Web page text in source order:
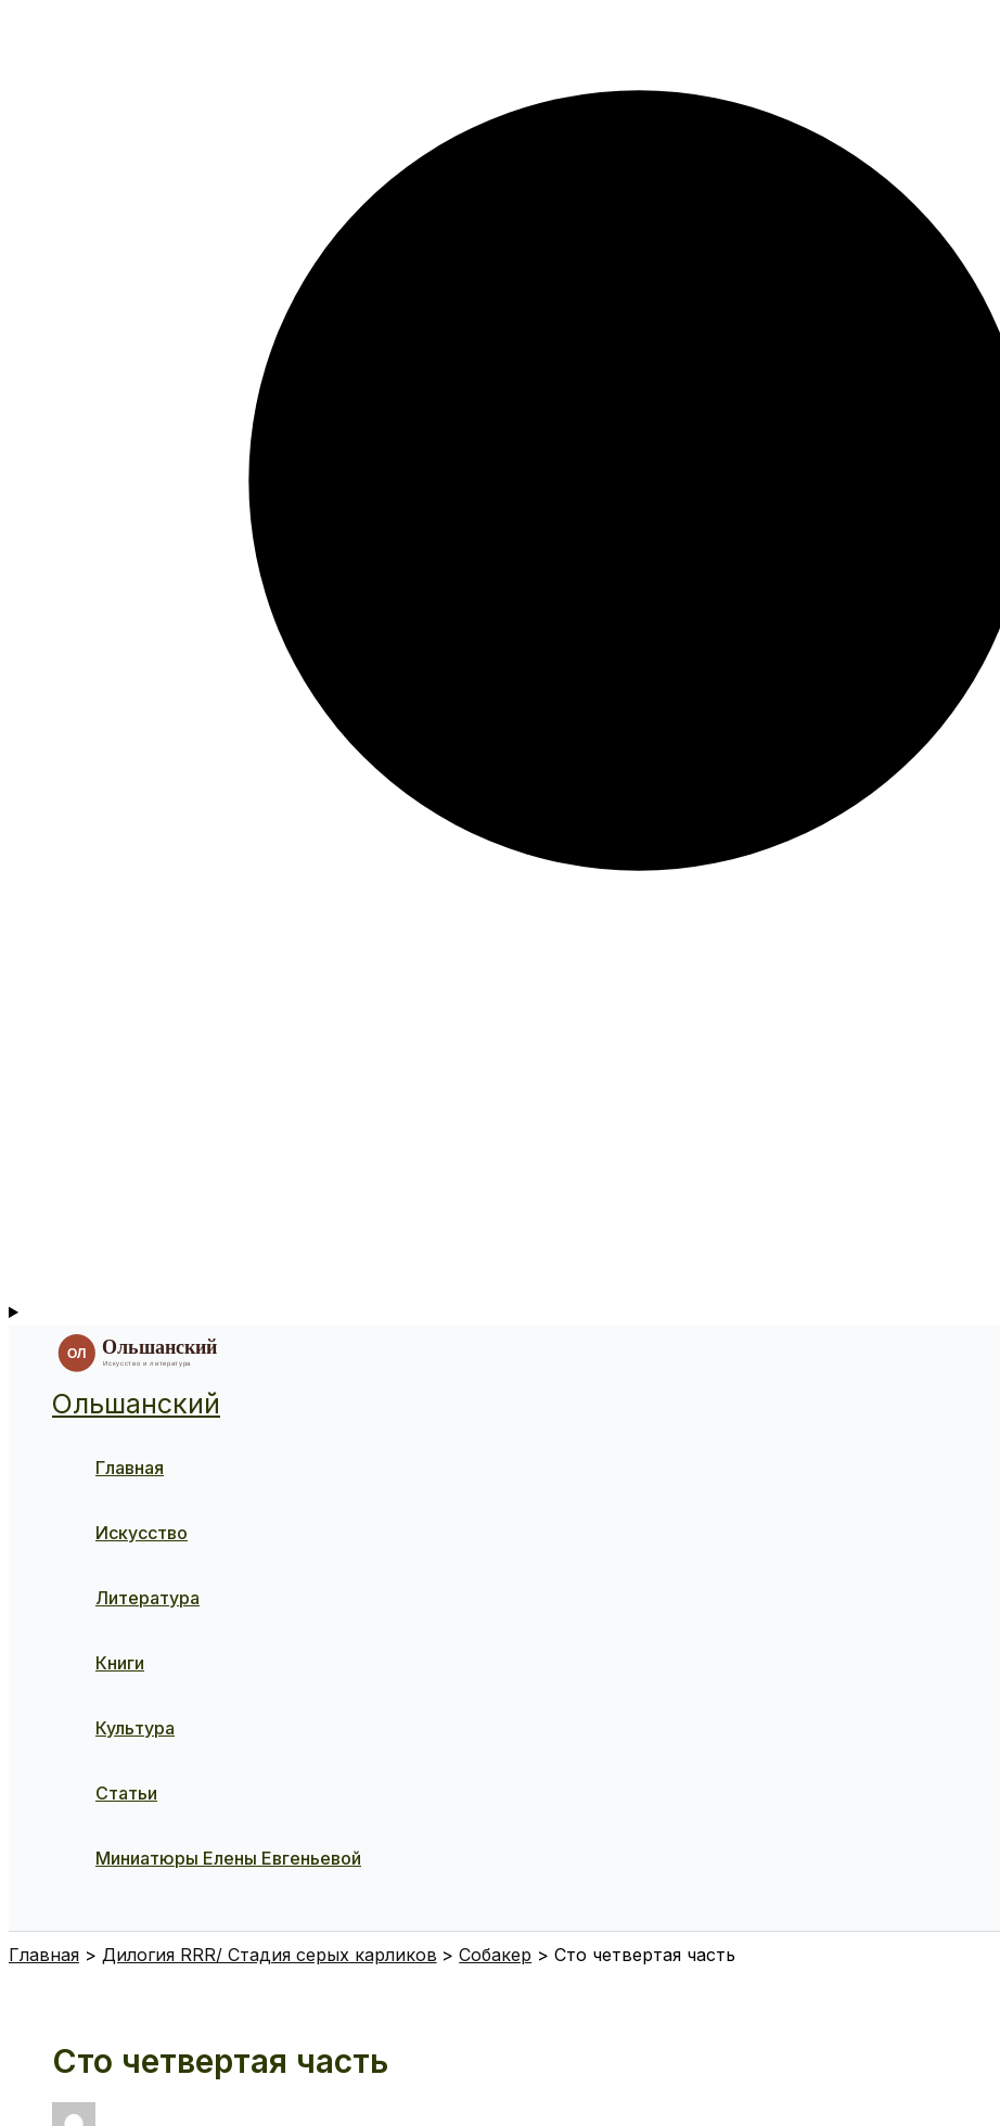
Ольшанский
Главная
Искусство
Литература
Книги
Культура
Статьи
Миниатюры Елены Евгеньевой
Главная Дилогия RRR/ Стадия серых карликов Собакер Сто четвертая часть
Сто четвертая часть